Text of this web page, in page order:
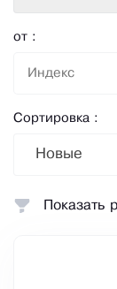
от :
Сортировка :
Новые